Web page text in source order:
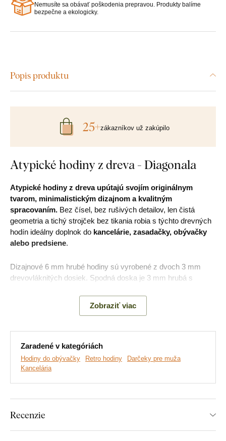
Nemusíte sa obávať poškodenia prepravou. Produkty balíme
bezpečne a ekologicky.
Popis produktu
Atypické hodiny z dreva - Diagonala
Atypické hodiny z dreva upútajú svojím originálnym
tvarom, minimalistickým dizajnom a kvalitným
spracovaním. Bez čísel, bez rušivých detailov, len čistá
geometria a tichý strojček bez tikania robia s týchto drevných
hodín ideálny doplnok do kancelárie, zasadačky, obývačky
alebo predsiene.
Dizajnové 6 mm hrubé hodiny sú vyrobené z dvoch 3 mm
drevovláknitých dosiek. Spodná doska je 3 mm hrubá s
Hodiny slúžia ako dizajnový doplnok
Hodiny sú vyrobené ekologicky z dreva
Tichý chod strojčeka bez tikania
Zobraziť viac
25+zákazníkov už zakúpilo
Zaradené v kategóriách
Hodiny do obývačky Retro hodiny
Darčeky pre muža
Kancelária
Recenzie